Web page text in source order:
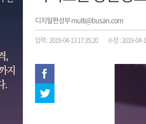
디지털편성부 multi@busan.com
입력 : 2019-04-13 17:35:20 수정 : 2019-04-